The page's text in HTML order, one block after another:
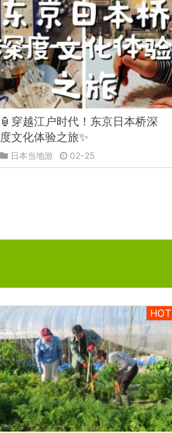
🏮穿越江户时代！东京日本桥深
度文化体验之旅✨
日本当地游 02-25
HOT